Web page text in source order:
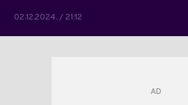
02.12.2024. / 21:12